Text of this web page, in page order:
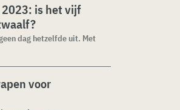
is het vijf
dag hetzelfde uit. Met
voor